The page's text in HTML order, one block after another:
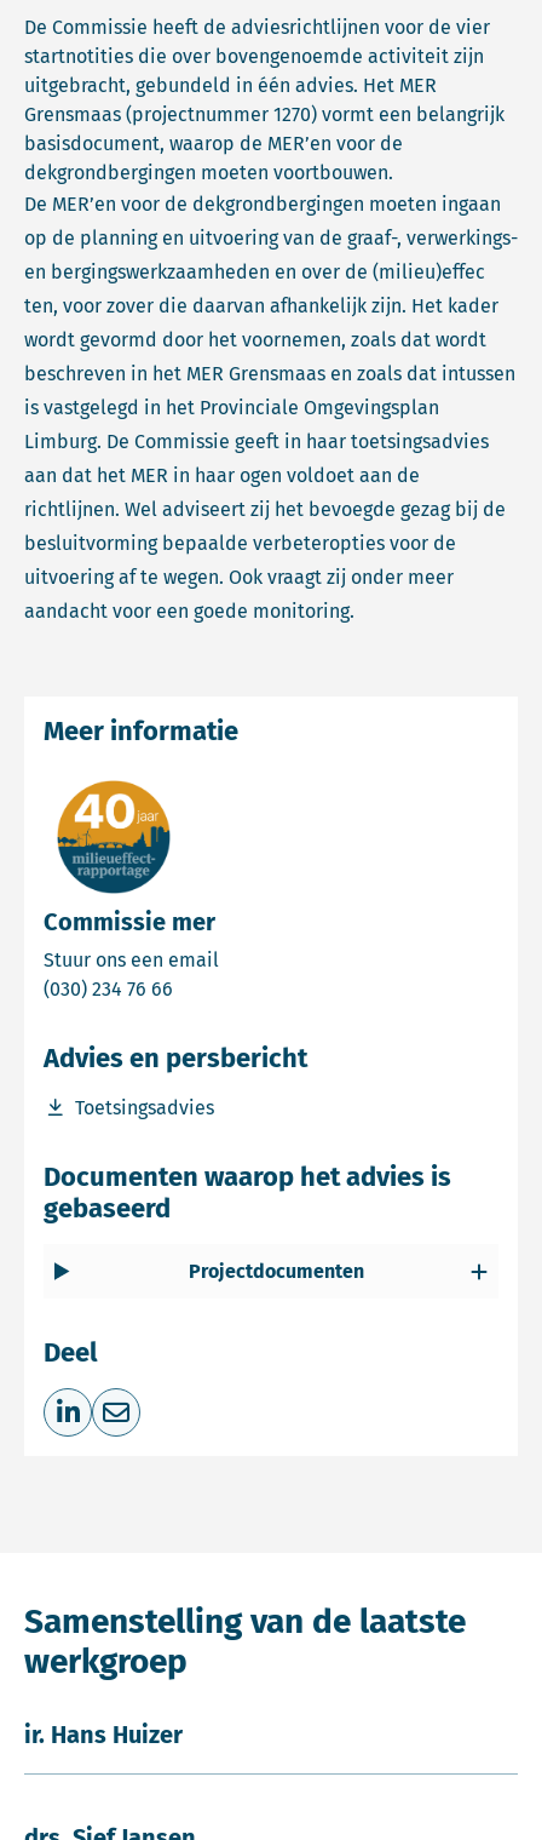
De Commissie heeft de adviesrichtlijnen voor de vier
startnotities die over bovengenoemde activiteit zijn
uitgebracht, gebundeld in één advies. Het MER
Grensmaas (projectnummer 1270) vormt een belangrijk
basisdocument, waarop de MER’en voor de
dekgrondbergingen moeten voortbouwen.
De MER’en voor de dekgrondbergingen moeten ingaan
op de planning en uitvoering van de graaf-, verwerkings-
en bergingswerkzaamheden en over de (milieu)effec
ten, voor zover die daarvan afhankelijk zijn. Het kader
wordt gevormd door het voornemen, zoals dat wordt
beschreven in het MER Grensmaas en zoals dat intussen
is vastgelegd in het Provinciale Omgevingsplan
Limburg. De Commissie geeft in haar toetsingsadvies
aan dat het MER in haar ogen voldoet aan de
richtlijnen. Wel adviseert zij het bevoegde gezag bij de
besluitvorming bepaalde verbeteropties voor de
uitvoering af te wegen. Ook vraagt zij onder meer
aandacht voor een goede monitoring.
Commissie mer
Stuur ons een email
(030) 234 76 66
Meer informatie
Advies en persbericht
Toetsingsadvies
Download bestand Toetsingsadvies
Documenten waarop het advies is
gebaseerd
Projectdocumenten
Deel
Deel op LinkedIn
Deel via e-mail
Samenstelling van de laatste
werkgroep
ir. Hans Huizer